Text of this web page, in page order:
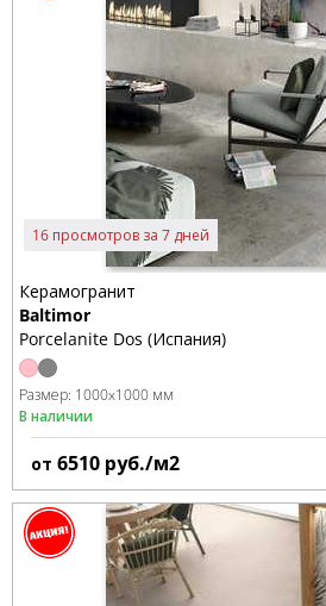
16 просмотров за 7 дней
Керамогранит
Baltimor
Porcelanite Dos (Испания)
Размер: 1000x1000 мм
В наличии
от 6510 руб./м2